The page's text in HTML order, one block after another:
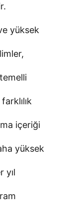
yüksek
içeriği
yüksek
yıl